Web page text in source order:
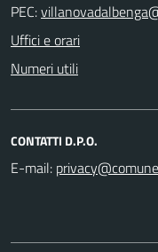
PEC:
Uffici e orari
Numeri utili
CONTATTI D.P.O.
E-mail: